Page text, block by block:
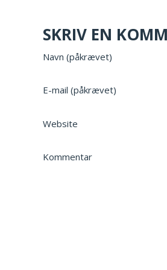
SKRIV EN
Navn (påkrævet)
E-mail (påkrævet)
Website
Kommentar